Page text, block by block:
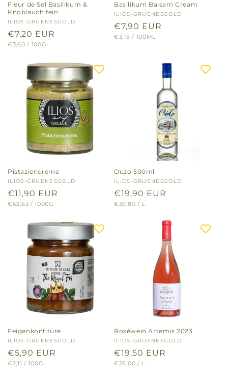
Fleur de Sel Basilikum &
Knoblauch fein
Anbieter:
ILIOS-GRUENESGOLD
Normaler
Preis
€7,20 EUR
GRUNDPREIS
€3,60 / PRO
100G
Basilikum Balsam Cream
Anbieter:
ILIOS-GRUENESGOLD
Normaler
Preis
€7,90 EUR
GRUNDPREIS
€3,16 / PRO
100ML
Pistaziencreme
Anbieter:
ILIOS-GRUENESGOLD
Normaler
Preis
€11,90 EUR
GRUNDPREIS
€62,63 / PRO
1000G
Ouzo 500ml
Anbieter:
ILIOS-GRUENESGOLD
Normaler
Preis
€19,90 EUR
GRUNDPREIS
€39,80 / PRO
L
Feigenkonfitüre
Anbieter:
ILIOS-GRUENESGOLD
Normaler
Preis
€5,90 EUR
GRUNDPREIS
€2,11 / PRO
100G
Roséwein Artemis 2023
Anbieter:
ILIOS-GRUENESGOLD
Normaler
Preis
€19,50 EUR
GRUNDPREIS
€26,00 / PRO
L